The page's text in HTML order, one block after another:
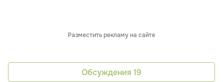
Разместить рекламу на сайте
Обсуждения 19